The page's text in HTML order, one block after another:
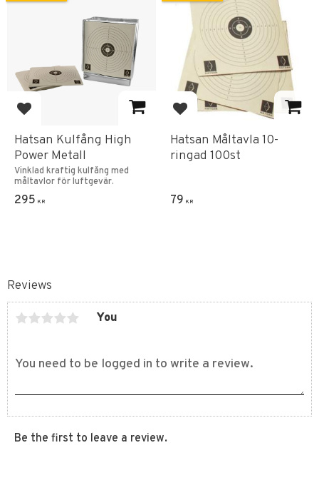
Reviews
You
Be the first to leave a review.
Add to favorites
Hatsan Kulfång High
Power Metall
Vinklad kraftig kulfång med
måltavlor för luftgevär.
295 KR
Add to favorites
Hatsan Måltavla 10-
ringad 100st
79 KR